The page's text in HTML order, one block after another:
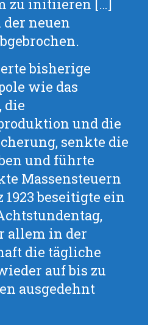
zu initiieren […]
neuen
bisherige
wie das
die
und die
senkte die
und führte
Massensteuern
beseitigte ein
allem in der
die tägliche
auf bis zu
ausgedehnt